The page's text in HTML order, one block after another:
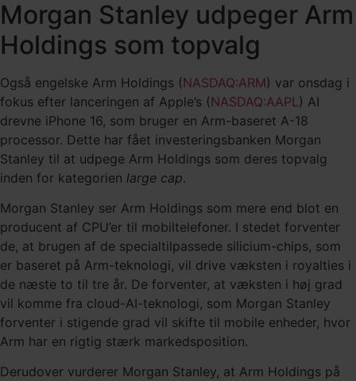
Morgan Stanley udpeger Arm
Holdings som topvalg
Også engelske Arm Holdings (NASDAQ:ARM) var onsdag i
fokus efter lanceringen af Apple’s (NASDAQ:AAPL ) AI
drevne iPhone 16, som bruger en Arm-baseret A-18
processor. Dette har fået investeringsbanken Morgan
Stanley til at udpege Arm Holdings som deres topvalg
inden for kategorien large cap.
Morgan Stanley ser Arm Holdings som mere end blot en
producent af CPU’er til mobiltelefoner. I stedet forventer
de, at brugen af de specialtilpassede silicium-chips, som
er baseret på Arm-teknologi, vil drive væksten i royalties i
de næste to til tre år. De forventer, at væksten i høj grad
vil komme fra cloud-AI-teknologi, som Morgan Stanley
forventer i stigende grad vil skifte til mobile enheder, hvor
Arm har en rigtig stærk markedsposition.
Derudover vurderer Morgan Stanley, at Arm Holdings på